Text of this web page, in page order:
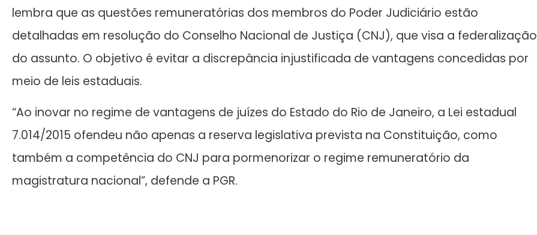
lembra que as questões remuneratórias dos membros do Poder Judiciário estão
detalhadas em resolução do Conselho Nacional de Justiça (CNJ), que visa a federalização
do assunto. O objetivo é evitar a discrepância injustificada de vantagens concedidas por
meio de leis estaduais.
“Ao inovar no regime de vantagens de juízes do Estado do Rio de Janeiro, a Lei estadual
7.014/2015 ofendeu não apenas a reserva legislativa prevista na Constituição, como
também a competência do CNJ para pormenorizar o regime remuneratório da
magistratura nacional”, defende a PGR.